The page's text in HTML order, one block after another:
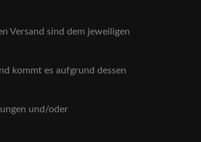
Versand sind dem jeweiligen
kommt es aufgrund dessen
und/oder